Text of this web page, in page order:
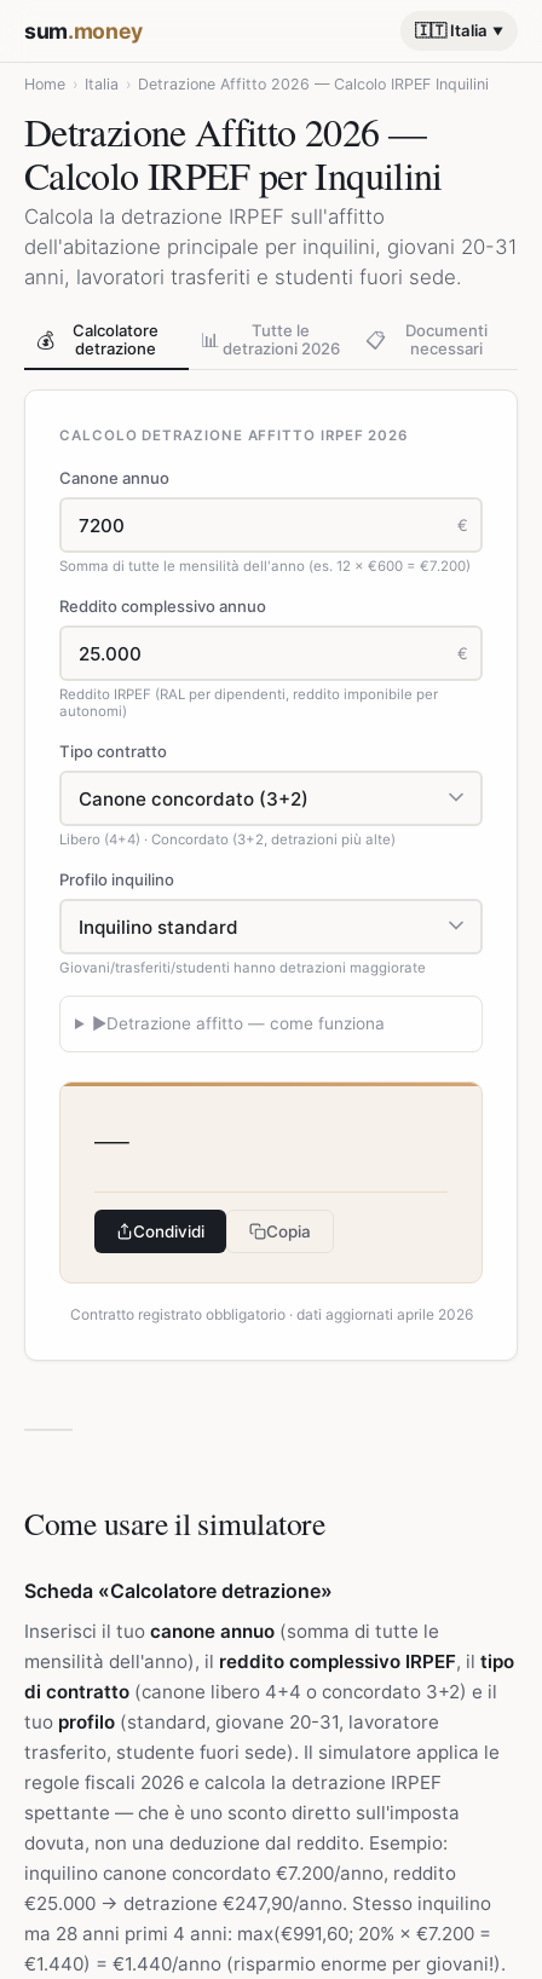
sum.money 🇮🇹 Italia
Home › Italia › Detrazione Affitto 2026 — Calcolo IRPEF Inquilini
Detrazione Affitto 2026 —
Calcolo IRPEF per Inquilini
Calcola la detrazione IRPEF sull'affitto
dell'abitazione principale per inquilini, giovani 20-31
anni, lavoratori trasferiti e studenti fuori sede.
💰
Calcolatore
detrazione
📊
Tutte le
detrazioni 2026
📋
Documenti
necessari
CALCOLO DETRAZIONE AFFITTO IRPEF 2026
Canone annuo
€
Somma di tutte le mensilità dell'anno (es. 12 × €600 = €7.200)
Reddito complessivo annuo
€
Reddito IRPEF (RAL per dipendenti, reddito imponibile per
autonomi)
Tipo contratto
Libero (4+4) · Concordato (3+2, detrazioni più alte)
Profilo inquilino
Giovani/trasferiti/studenti hanno detrazioni maggiorate
▶Detrazione affitto — come funziona
—
Condividi Copia
Contratto registrato obbligatorio · dati aggiornati aprile 2026
Come usare il simulatore
Scheda «Calcolatore detrazione»
Inserisci il tuo canone annuo (somma di tutte le
mensilità dell'anno), il reddito complessivo IRPEF, il tipo
di contratto (canone libero 4+4 o concordato 3+2) e il
tuo profilo (standard, giovane 20-31, lavoratore
trasferito, studente fuori sede). Il simulatore applica le
regole fiscali 2026 e calcola la detrazione IRPEF
spettante — che è uno sconto diretto sull'imposta
dovuta, non una deduzione dal reddito. Esempio:
inquilino canone concordato €7.200/anno, reddito
€25.000 → detrazione €247,90/anno. Stesso inquilino
ma 28 anni primi 4 anni: max(€991,60; 20% × €7.200 =
€1.440) = €1.440/anno (risparmio enorme per giovani!).